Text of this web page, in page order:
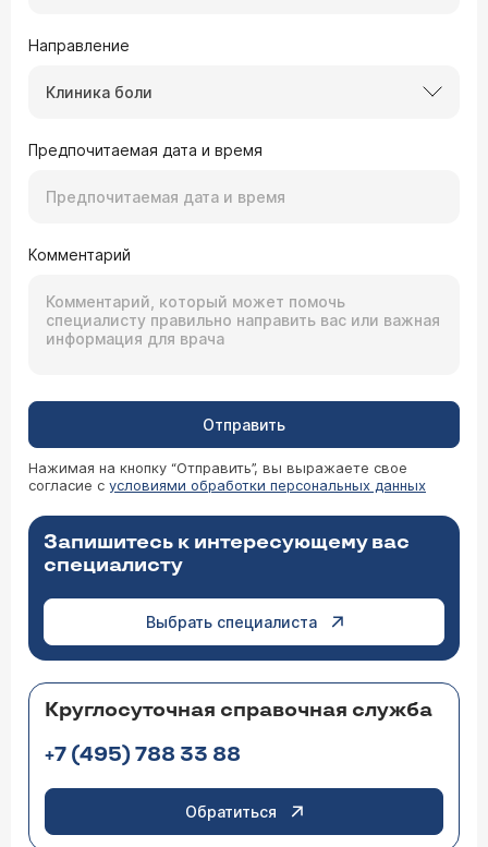
Направление
Клиника боли
Предпочитаемая дата и время
Комментарий
Отправить
Нажимая на кнопку “Отправить”, вы выражаете свое
согласие с условиями обработки персональных данных
Запишитесь к интересующему вас
специалисту
Выбрать специалиста
Круглосуточная справочная служба
+7 (495) 788 33 88
Обратиться